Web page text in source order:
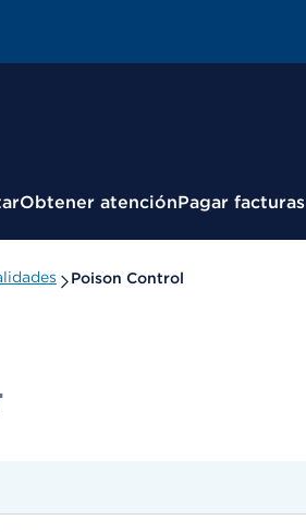
Obtener atenciónPagar facturas
Poison Control